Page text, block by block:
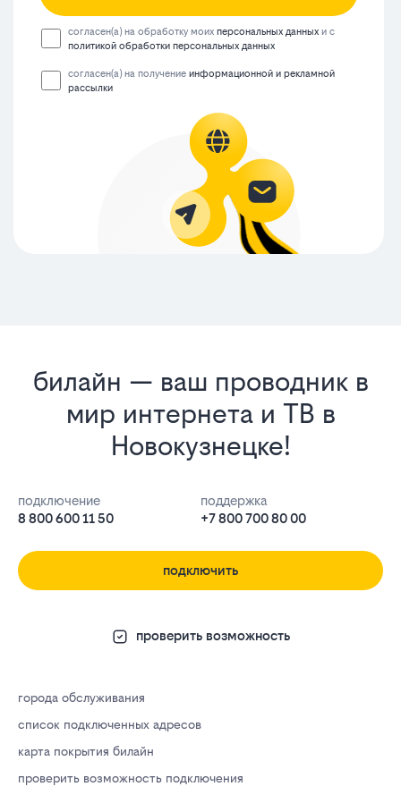
согласен(а) на обработку моихперсональных данных и с
политикой обработки персональных данных
согласен(а) на получениеинформационной и рекламной
рассылки
билайн — ваш проводник в
мир интернета и ТВ в
Новокузнецке!
подключение
8 800 600 11 50
поддержка
+7 800 700 80 00
подключить
проверить возможность
города обслуживания
список подключенных адресов
карта покрытия билайн
проверить возможность подключения